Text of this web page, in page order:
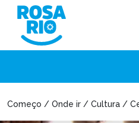
Começo / Onde ir / Cultura /